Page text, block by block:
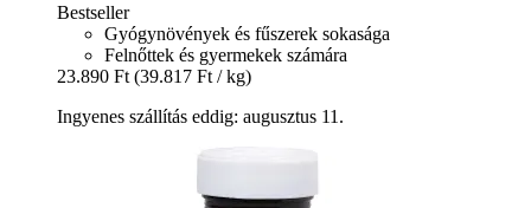
Bestseller
Gyógynövények és fűszerek sokasága
Felnőttek és gyermekek számára
23.890 Ft (39.817 Ft / kg)
Ingyenes szállítás eddig: augusztus 11.